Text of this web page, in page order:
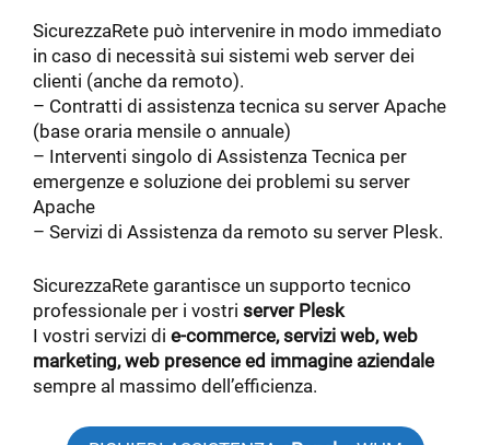
SicurezzaRete può intervenire in modo immediato
in caso di necessità sui sistemi web server dei
clienti (anche da remoto).
– Contratti di assistenza tecnica su server Apache
(base oraria mensile o annuale)
– Interventi singolo di Assistenza Tecnica per
emergenze e soluzione dei problemi su server
Apache
– Servizi di Assistenza da remoto su server Plesk.
SicurezzaRete garantisce un supporto tecnico
professionale per i vostri server Plesk
I vostri servizi di e-commerce, servizi web, web
marketing, web presence ed immagine aziendale
sempre al massimo dell’efficienza.